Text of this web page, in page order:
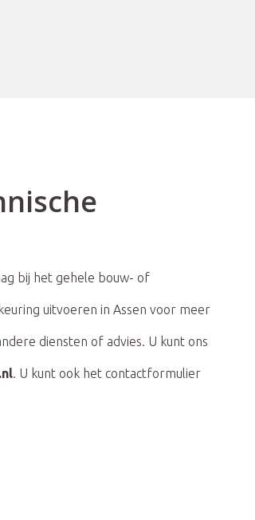
bij het gehele bouw- of
uitvoeren in Assen voor meer
diensten of advies. U kunt ons
. U kunt ook het contactformulier